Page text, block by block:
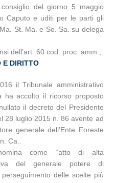
del giorno 5 maggio
Caputo e uditi per le parti gli
St. Ma. e So. Sa. su delega
dell’art. 60 cod. proc. amm.;
E DIRITTO
il Tribunale amministrativo
ha accolto il ricorso proposto
il decreto del Presidente
28 luglio 2015 n. 86 avente ad
generale dell’Ente Foreste
Ca..
come “atto di alta
del generale potere di
delle scelte più